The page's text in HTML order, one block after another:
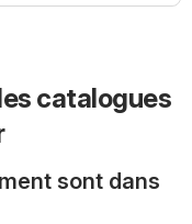
catalogues
sont dans